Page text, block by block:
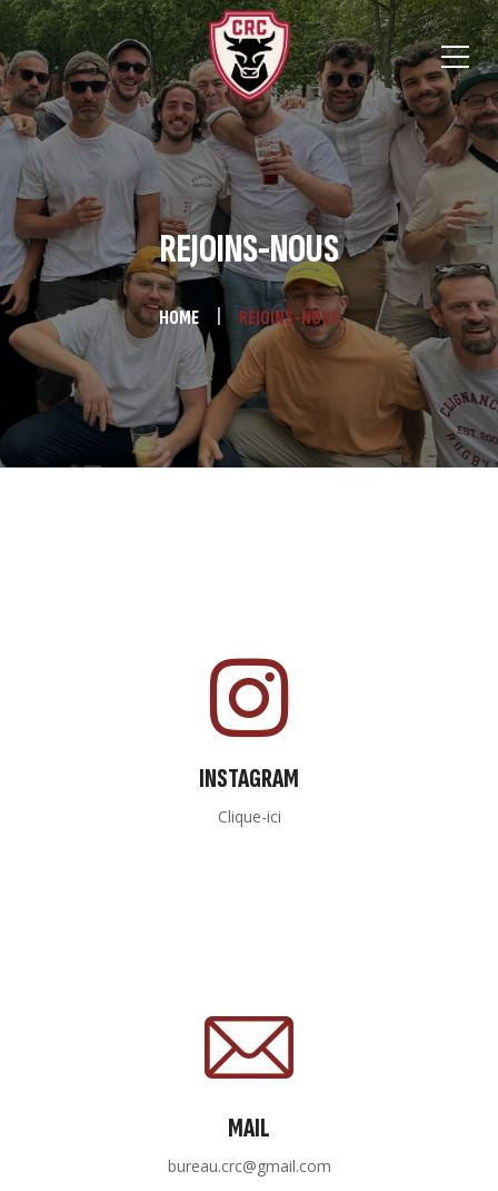
REJOINS-NOUS
HOME REJOINS-NOUS
INSTAGRAM
Clique-ici
MAIL
bureau.crc@gmail.com